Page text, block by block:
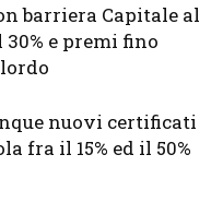
barriera Capitale al
30% e premi fino
lordo
nuovi certificati
fra il 15% ed il 50%